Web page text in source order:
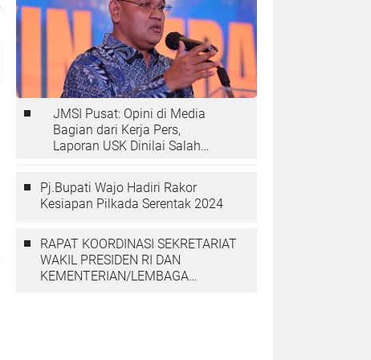
JMSI Pusat: Opini di Media
Bagian dari Kerja Pers,
Laporan USK Dinilai Salah
Pj.Bupati Wajo Hadiri Rakor
Kesiapan Pilkada Serentak 2024
RAPAT KOORDINASI SEKRETARIAT
WAKIL PRESIDEN RI DAN
KEMENTERIAN/LEMBAGA